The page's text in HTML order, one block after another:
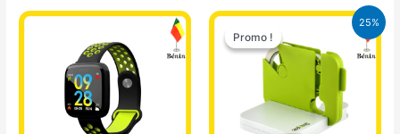
25%
Promo !
Promo !
Le
prix
initial
était :
10.000 CFA.
Le
est :
7.500 CFA.